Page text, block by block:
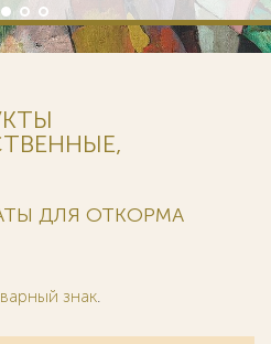
ДЛЯ ОТКОРМА
знак.